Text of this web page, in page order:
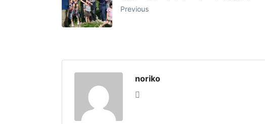
Previous
noriko